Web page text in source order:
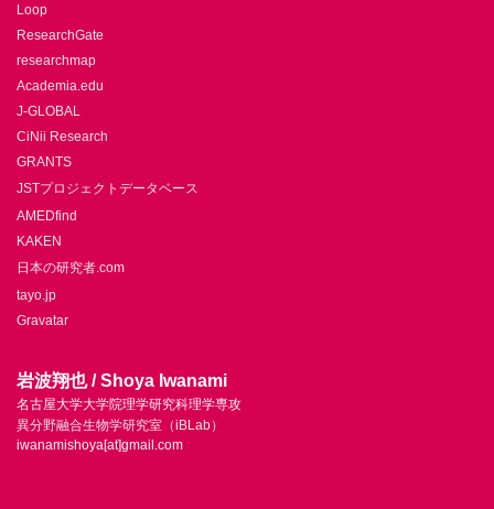
Loop
ResearchGate
researchmap
Academia.edu
J-GLOBAL
CiNii Research
GRANTS
JSTプロジェクトデータベース
AMEDfind
KAKEN
日本の研究者.com
tayo.jp
Gravatar
岩波翔也 / Shoya Iwanami
名古屋大学大学院理学研究科理学専攻
異分野融合生物学研究室（iBLab）
iwanamishoya[at]gmail.com